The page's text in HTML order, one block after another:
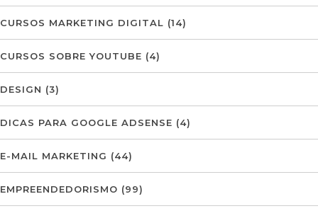
CURSOS MARKETING DIGITAL (14)
CURSOS SOBRE YOUTUBE (4)
DESIGN (3)
DICAS PARA GOOGLE ADSENSE (4)
E-MAIL MARKETING (44)
EMPREENDEDORISMO (99)